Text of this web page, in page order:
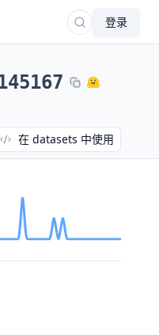
登录
在 datasets 中使用